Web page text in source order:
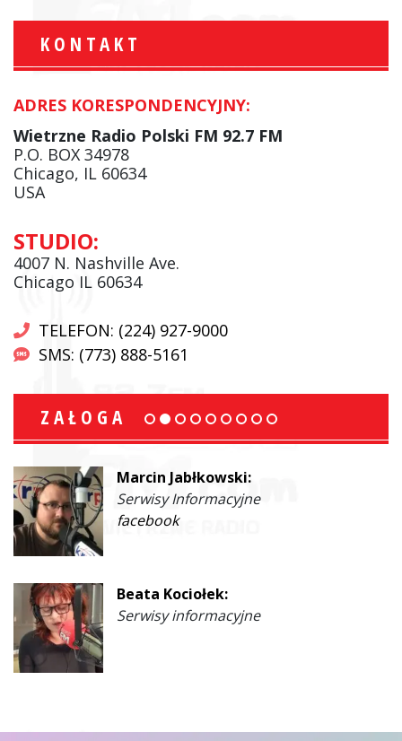
KONTAKT
ADRES KORESPONDENCYJNY:
Wietrzne Radio Polski FM 92.7 FM
P.O. BOX 34978
Chicago, IL 60634
USA
STUDIO:
4007 N. Nashville Ave.
Chicago IL 60634
TELEFON: (224) 927-9000
SMS: (773) 888-5161
ZAŁOGA
Marcin Jabłkowski:
Serwisy Informacyjne
facebook
Beata Kociołek:
Serwisy informacyjne